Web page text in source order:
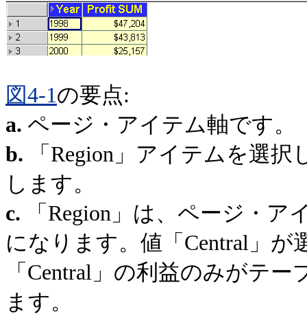
図4-1の要点:
a. ページ・アイテム軸です。
b.
「Region」アイテムを選
します。
c.
「Region」は、ページ・
になります。値「Central」
「Central」の利益のみがテ
ます。